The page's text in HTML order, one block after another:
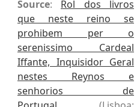
Source: Rol dos livros
que neste reino se
prohibem per o
serenissimo Cardeal
Iffante, Inquisidor Geral
nestes Reynos e
senhorios de